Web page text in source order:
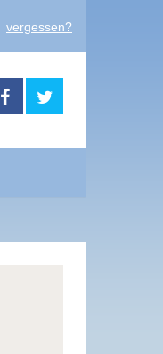
vergessen?